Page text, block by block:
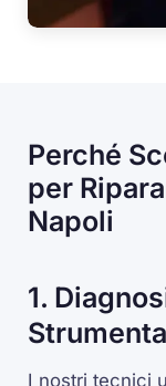
Perché
per
Napoli
1.
I nostri tecnici